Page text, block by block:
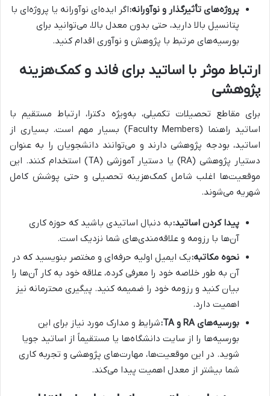
پروژه‌های تأثیرگذار و نوآورانه:اگر ایده‌ای نوآورانه یا پروژه‌ای با
پتانسیل بالا دارید، حتی بدون معدل بالا، می‌توانید برای
بورسیه‌های مرتبط با پژوهش و نوآوری اقدام کنید.
ارتباط موثر با اساتید برای فاند و کمک‌هزینه
پژوهشی
برای مقاطع تحصیلات تکمیلی، به‌ویژه دکترا، ارتباط مستقیم با
اساتید راهنما (Faculty Members) بسیار مهم است. بسیاری از
اساتید، بودجه پژوهشی دارند و می‌توانند دانشجویان را به عنوان
دستیار پژوهشی (RA) یا دستیار آموزشی (TA) استخدام کنند. این
موقعیت‌ها اغلب شامل کمک‌هزینه تحصیلی و حتی پوشش کامل
شهریه می‌شوند.
پیدا کردن اساتید:به دنبال اساتیدی باشید که حوزه کاری
آن‌ها با رزومه و علاقه‌مندی‌های شما نزدیک است.
نحوه مکاتبه:یک ایمیل اولیه حرفه‌ای و مختصر بنویسید که در
آن به طور خلاصه خود را معرفی کرده، علاقه خود به کار آن‌ها را
بیان کنید و رزومه خود را ضمیمه کنید. پیگیری محترمانه نیز
اهمیت دارد.
بورسیه‌های RA و TA:
شرایط و مدارک مورد نیاز برای این
بورسیه‌ها را از سایت دانشگاه‌ها یا مستقیماً از اساتید جویا
شوید. در این موقعیت‌ها، مهارت‌های پژوهشی و تجربه کاری
شما بیشتر از معدل اهمیت پیدا می‌کند.